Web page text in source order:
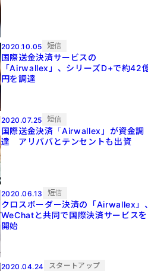
2020.10.05 短信
国際送金決済サービスの
「Airwallex」、シリーズD+で約42
円を調達
2020.07.25 短信
国際送金決済「Airwallex」が資金調
達 アリババとテンセントも出資
2020.06.13 短信
クロスボーダー決済の「Airwallex」
WeChatと共同で国際決済サービスを
開始
2020.04.24 スタートアップ